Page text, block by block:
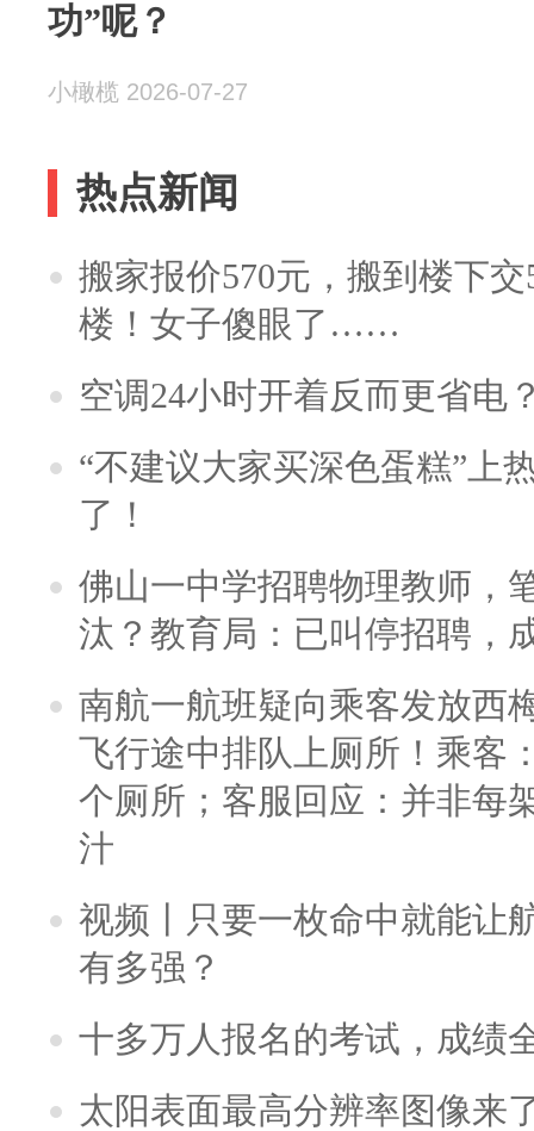
功”呢？
小橄榄 2026-07-27
热点新闻
搬家报价570元，搬到楼下
楼！女子傻眼了……
空调24小时开着反而更省电
“不建议大家买深色蛋糕”上
了！
佛山一中学招聘物理教师，
汰？教育局：已叫停招聘，
南航一航班疑向乘客发放西
飞行途中排队上厕所！乘客
个厕所；客服回应：并非每
汁
视频丨只要一枚命中就能让
有多强？
十多万人报名的考试，成绩
太阳表面最高分辨率图像来